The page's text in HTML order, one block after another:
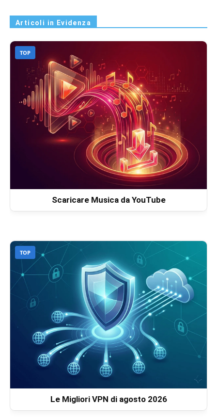
Articoli in Evidenza
TOP
Scaricare Musica da YouTube
TOP
Le Migliori VPN di agosto 2026